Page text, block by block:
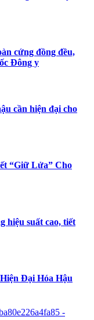
cứng đồng đều,
Đông y
cần hiện đại cho
“Giữ Lửa” Cho
hiệu suất cao, tiết
Đại Hóa Hậu